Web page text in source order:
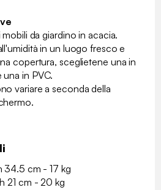
da giardino in acacia.
in un luogo fresco e
copertura, sceglietene una in
in PVC.
variare a seconda della
34.5 cm - 17 kg
21 cm - 20 kg